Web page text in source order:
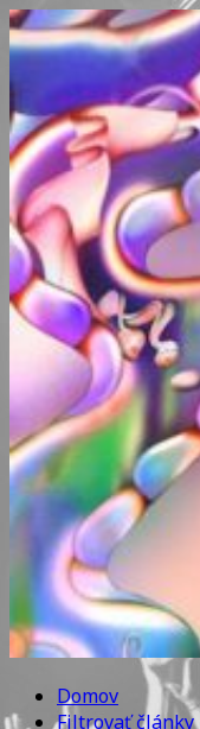
Domov
Filtrovať články